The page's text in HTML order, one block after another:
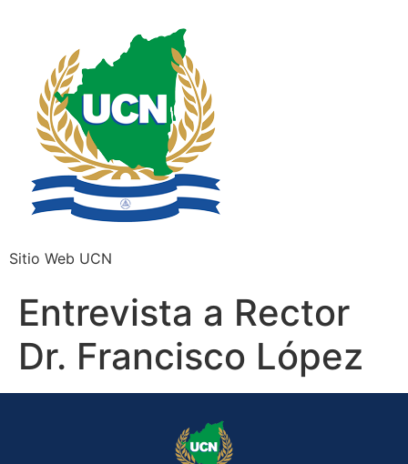
Sitio Web UCN
Entrevista a Rector
Dr. Francisco López